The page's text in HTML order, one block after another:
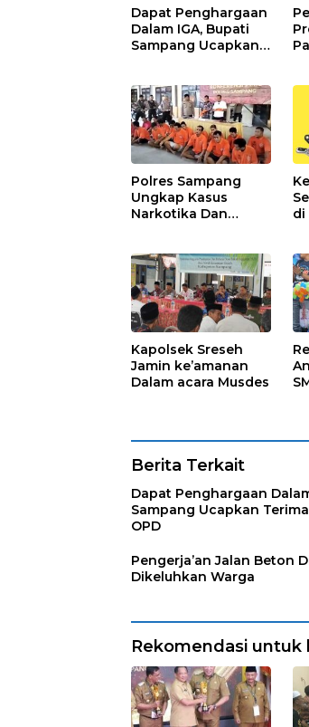
Dapat Penghargaan
Dalam IGA, Bupati
Sampang Ucapkan
Polres Sampang
Ungkap Kasus
Narkotika Dan
di
Kapolsek Sreseh
Jamin ke’amanan
Dalam acara Musdes
Berita Terkait
Dapat Penghargaan
Sampang Ucapkan
OPD
Pengerja’an Jalan Beton
Dikeluhkan Warga
Rekomendasi untuk